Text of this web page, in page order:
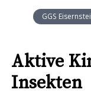
GGS
Aktive
Insekten